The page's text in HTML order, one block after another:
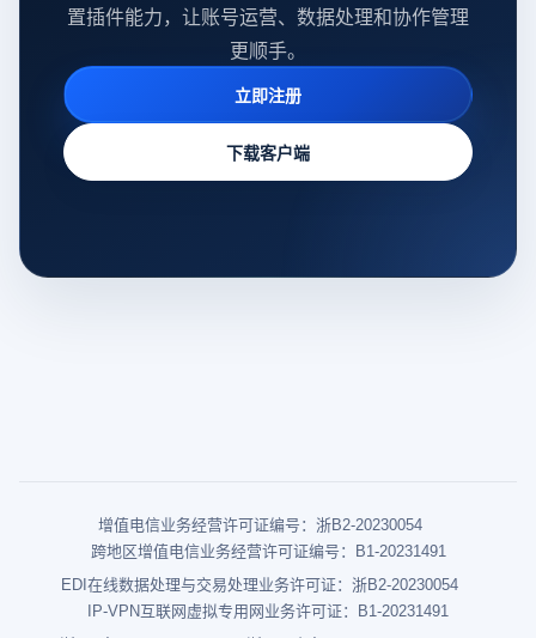
置插件能力，让账号运营、数据处理和协作管理
更顺手。
立即注册
下载客户端
增值电信业务经营许可证编号：浙B2-20230054
跨地区增值电信业务经营许可证编号：B1-20231491
EDI在线数据处理与交易处理业务许可证：浙B2-20230054
IP-VPN互联网虚拟专用网业务许可证：B1-20231491